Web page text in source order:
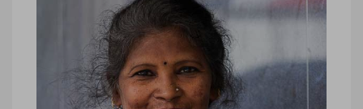
Malaisie, rue Kuala Lumpur
Malaisie, rue Kuala Lumpur © Marie-
Ange Ostré